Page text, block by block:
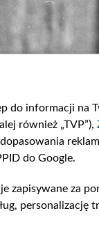
do informacji na
również „TVP”),
do Google.
zapisywane za
personalizację